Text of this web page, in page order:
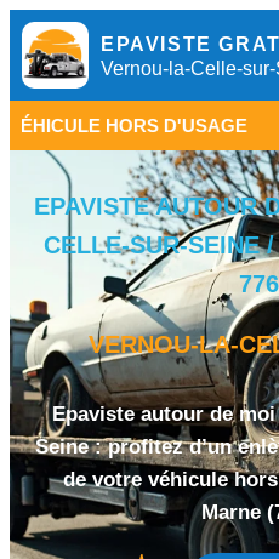
EPAVISTE
Vernou-la-Celle-
HORS D'USAGE •
EPAVISTE AUTOUR
CELLE-SUR-SEINE
VERNOU-LA-
Epaviste autour de
Seine : profitez d’un
de votre véhicule
Marne